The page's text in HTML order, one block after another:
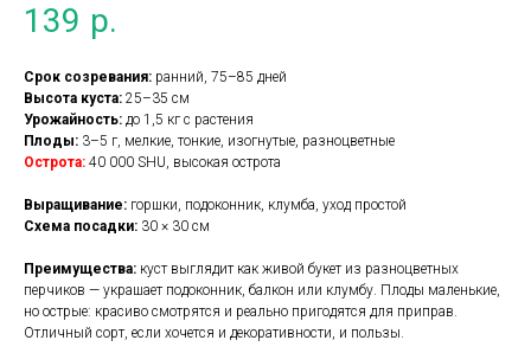
139 р.
Срок созревания: ранний, 75–85 дней
Высота куста: 25–35 см
Урожайность: до 1,5 кг с растения
Плоды: 3–5 г, мелкие, тонкие, изогнутые, разноцветные
Острота: 40 000 SHU, высокая острота
Выращивание: горшки, подоконник, клумба, уход простой
Схема посадки: 30 × 30 см
Преимущества: куст выглядит как живой букет из разноцветных
перчиков — украшает подоконник, балкон или клумбу. Плоды маленькие,
но острые: красиво смотрятся и реально пригодятся для приправ.
Отличный сорт, если хочется и декоративности, и пользы.